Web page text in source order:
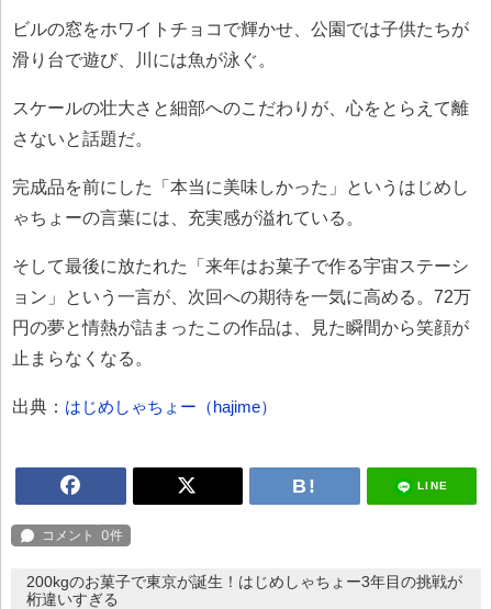
ビルの窓をホワイトチョコで輝かせ、公園では子供たちが
滑り台で遊び、川には魚が泳ぐ。
スケールの壮大さと細部へのこだわりが、心をとらえて離
さないと話題だ。
完成品を前にした「本当に美味しかった」というはじめし
ゃちょーの言葉には、充実感が溢れている。
そして最後に放たれた「来年はお菓子で作る宇宙ステーシ
ョン」という一言が、次回への期待を一気に高める。72万
円の夢と情熱が詰まったこの作品は、見た瞬間から笑顔が
止まらなくなる。
出典： はじめしゃちょー（hajime）
LINE
200kgのお菓子で東京が誕生！はじめしゃちょー3年目の挑戦が
桁違いすぎる